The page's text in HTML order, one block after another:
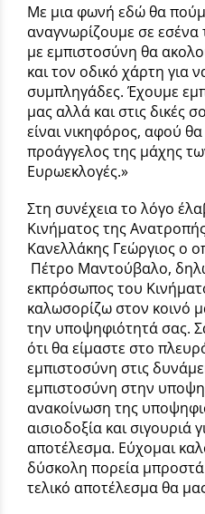
Με μια φωνή εδώ θα
αναγνωρίζουμε σε εσένα
με εμπιστοσύνη θα
και τον οδικό χάρτη για
συμπληγάδες. Έχουμε
μας αλλά και στις δικές
είναι νικηφόρος, αφού θα
προάγγελος της μάχης
Ευρωεκλογές.»
Στη συνέχεια το λόγο
Κινήματος της
Κανελλάκης Γεώργιος ο
Πέτρο Μαντούβαλο,
εκπρόσωπος του
καλωσορίζω στον κοινό
την υποψηφιότητά σας.
ότι θα είμαστε στο
εμπιστοσύνη στις
εμπιστοσύνη στην
ανακοίνωση της
αισιοδοξία και σιγουριά
αποτέλεσμα. Εύχομαι
δύσκολη πορεία
τελικό αποτέλεσμα θα